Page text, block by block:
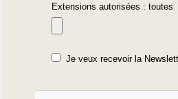
Extensions autorisées : toutes
Je veux recevoir la